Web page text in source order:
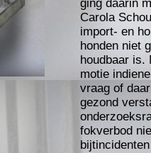
ging daarin
Carola
import- en
honden niet
houdbaar is.
motie
vraag of
gezond
fokverbod